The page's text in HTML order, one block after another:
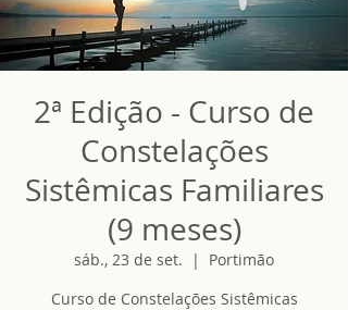
2ª Edição - Curso de
Constelações
Sistêmicas Familiares
(9 meses)
sáb., 23 de set.
  |
Portimão
Curso de Constelações Sistêmicas